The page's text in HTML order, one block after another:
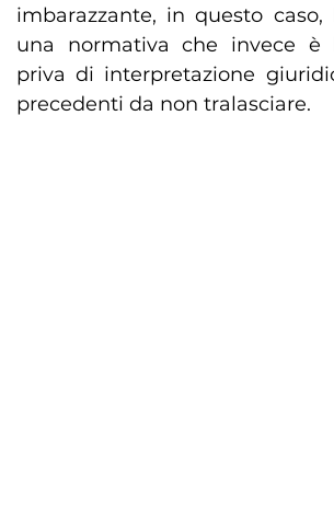
imbarazzante, in questo caso,
una normativa che invece è
priva di interpretazione
precedenti da non tralasciare.